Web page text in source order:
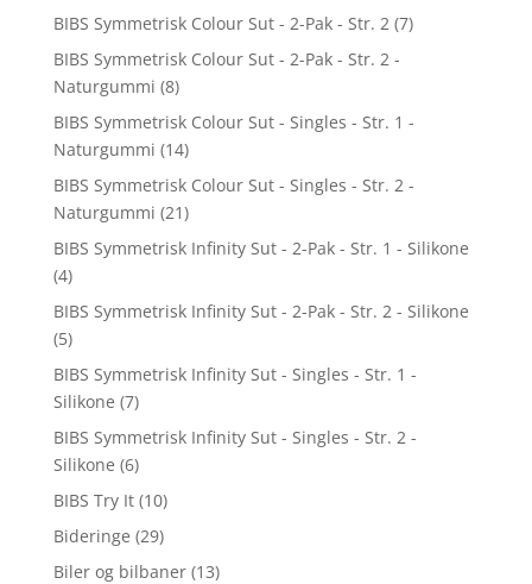
BIBS Symmetrisk Colour Sut - 2-Pak - Str. 2 (7)
BIBS Symmetrisk Colour Sut - 2-Pak - Str. 2 -
Naturgummi (8)
BIBS Symmetrisk Colour Sut - Singles - Str. 1 -
Naturgummi (14)
BIBS Symmetrisk Colour Sut - Singles - Str. 2 -
Naturgummi (21)
BIBS Symmetrisk Infinity Sut - 2-Pak - Str. 1 - Silikone
(4)
BIBS Symmetrisk Infinity Sut - 2-Pak - Str. 2 - Silikone
(5)
BIBS Symmetrisk Infinity Sut - Singles - Str. 1 -
Silikone (7)
BIBS Symmetrisk Infinity Sut - Singles - Str. 2 -
Silikone (6)
BIBS Try It (10)
Bideringe (29)
Biler og bilbaner (13)